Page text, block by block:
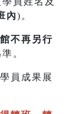
內)。
不再另行
。
員成果展